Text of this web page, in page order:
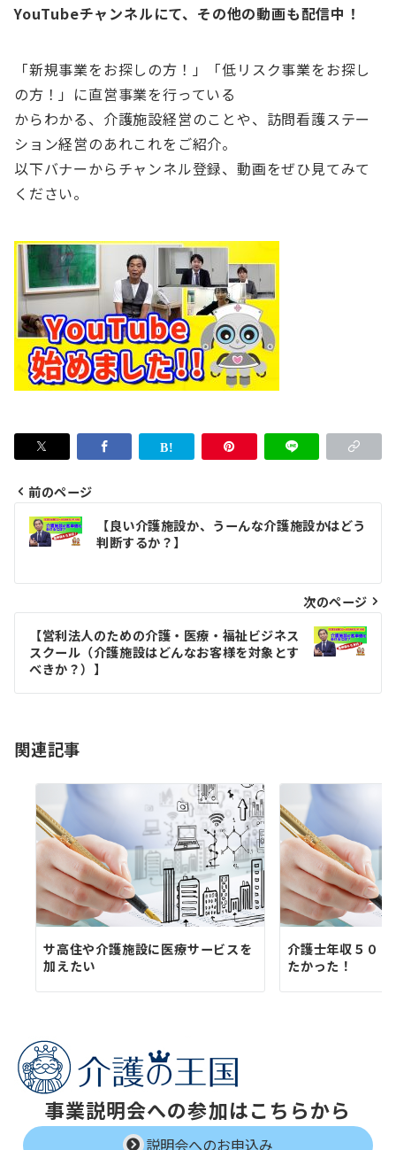
YouTubeチャンネルにて、その他の動画も配信中！
「新規事業をお探しの方！」「低リスク事業をお探し
の方！」に直営事業を行っている
からわかる、介護施設経営のことや、訪問看護ステー
ション経営のあれこれをご紹介。
以下バナーからチャンネル登録、動画をぜひ見てみて
ください。
投
稿
ナ
ビ
ー
シ
ン
前のページ
【良い介護施設か、うーんな介護施設かはどう
判断するか？】
次のページ
【営利法人のための介護・医療・福祉ビジネス
スクール（介護施設はどんなお客様を対象とす
べきか？）】
関連記事
サ高住や介護施設に医療サービスを
加えたい
介護士年収５０
たかった！
事業説明会への参加はこちらから
説明会へのお申込み